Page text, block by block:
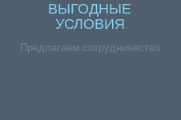
ВЫГОДНЫЕ
УСЛОВИЯ
Предлагаем сотрудничество